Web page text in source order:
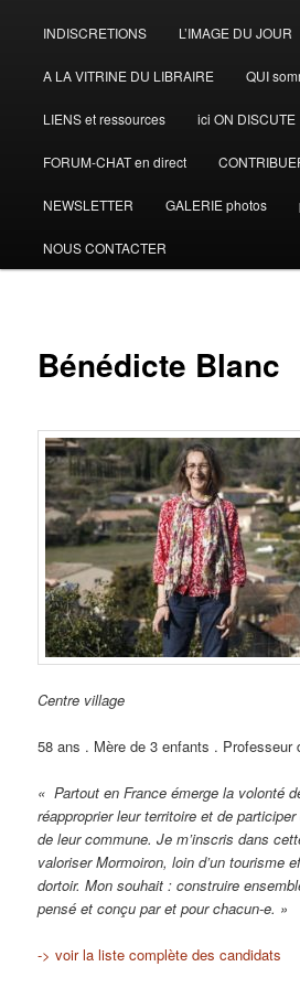
INDISCRETIONS L’IMAGE DU JOUR
A LA VITRINE DU LIBRAIRE QUI
LIENS et ressources ici ON DISCUTE
FORUM-CHAT en direct
NEWSLETTER GALERIE photos
NOUS CONTACTER
Bénédicte Blanc
Centre village
58 ans . Mère de 3 enfants . Professeur
« Partout en France émerge la volonté
réapproprier leur territoire et de
de leur commune. Je m’inscris dans
valoriser Mormoiron, loin d’un tourisme
dortoir. Mon souhait : construire
pensé et conçu par et pour chacun-e. »
-> voir la liste complète des candidats